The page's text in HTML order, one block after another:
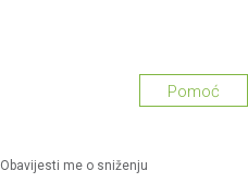
Obavijesti me o sniženju
Pomoć